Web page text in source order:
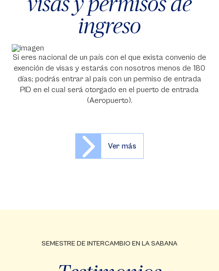
ingreso
Si eres nacional de un país con el que exista convenio de
exención de visas y estarás con nosotros menos de 180
días; podrás entrar al país con un permiso de entrada
PID en el cual será otorgado en el puerto de entrada
(Aeropuerto).
Ver más
SEMESTRE DE INTERCAMBIO EN LA SABANA